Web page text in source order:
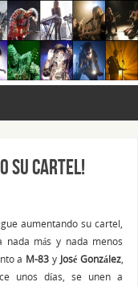
su cartel!
aumentando su cartel,
nada más y nada menos
a M-83 y José González,
unos días, se unen a